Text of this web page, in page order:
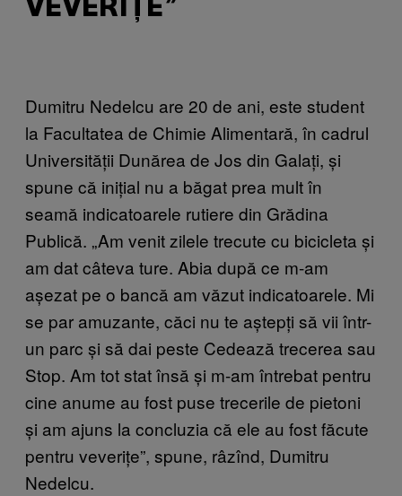
VEVERIȚE”
Dumitru Nedelcu are 20 de ani, este student
la Facultatea de Chimie Alimentară, în cadrul
Universității Dunărea de Jos din Galați, și
spune că inițial nu a băgat prea mult în
seamă indicatoarele rutiere din Grădina
Publică. „Am venit zilele trecute cu bicicleta și
am dat câteva ture. Abia după ce m-am
așezat pe o bancă am văzut indicatoarele. Mi
se par amuzante, căci nu te aștepți să vii într-
un parc și să dai peste Cedează trecerea sau
Stop. Am tot stat însă și m-am întrebat pentru
cine anume au fost puse trecerile de pietoni
și am ajuns la concluzia că ele au fost făcute
pentru veverițe”, spune, râzînd, Dumitru
Nedelcu.